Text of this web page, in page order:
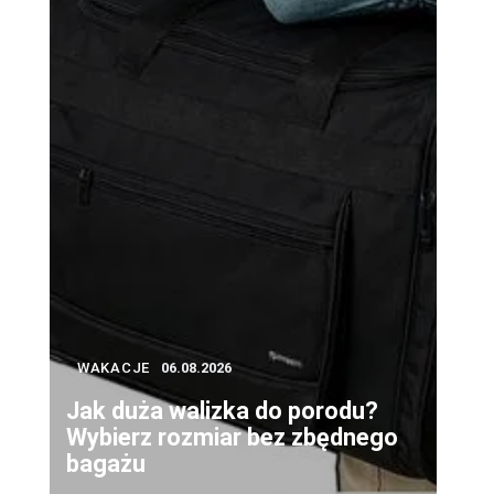
WAKACJE 06.08.2026
Jak duża walizka do porodu?
Wybierz rozmiar bez zbędnego
bagażu